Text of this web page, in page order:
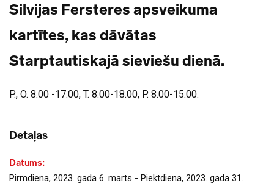
Silvijas Fersteres apsveikuma
kartītes, kas dāvātas
Starptautiskajā sieviešu dienā.
P., O. 8.00 -17.00, T. 8.00-18.00, P. 8.00-15.00.
Detaļas
Datums:
Pirmdiena, 2023. gada 6. marts - Piektdiena, 2023. gada 31.